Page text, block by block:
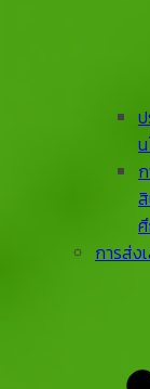
การส่ง